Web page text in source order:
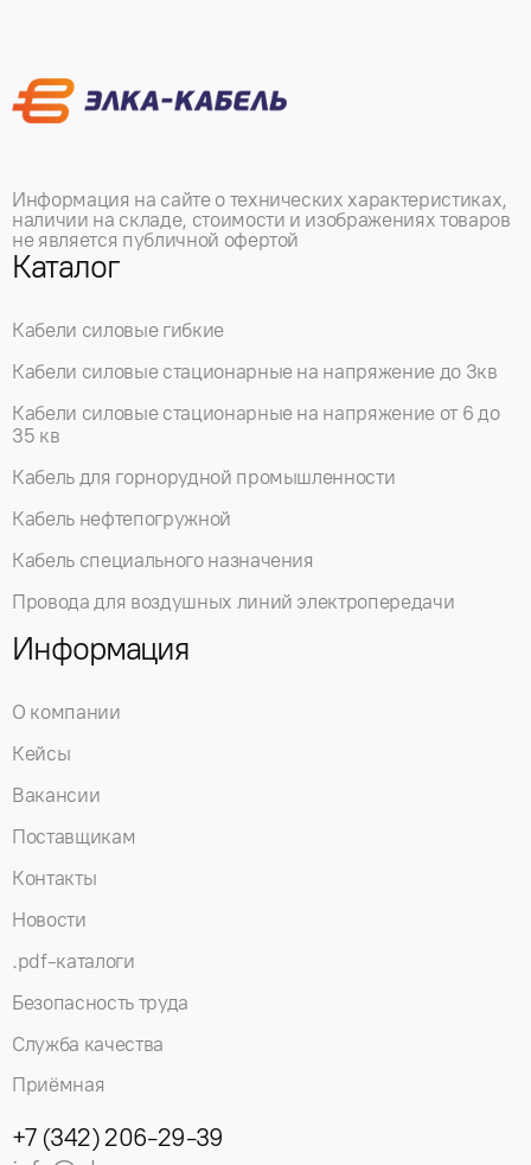
Информация на сайте о технических характеристиках,
наличии на складе, стоимости и изображениях товаров
не является публичной офертой
Каталог
Кабели силовые гибкие
Кабели силовые стационарные на напряжение до 3кв
Кабели силовые стационарные на напряжение от 6 до
35 кв
Кабель для горнорудной промышленности
Кабель нефтепогружной
Кабель специального назначения
Провода для воздушных линий электропередачи
Информация
О компании
Кейсы
Вакансии
Поставщикам
Контакты
Новости
.pdf-каталоги
Безопасность труда
Служба качества
Приёмная
+7 (342) 206-29-39